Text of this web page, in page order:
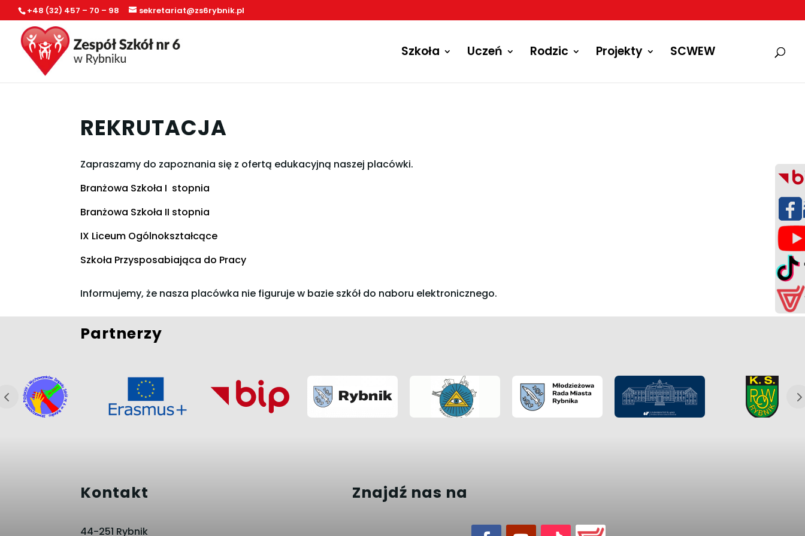
+48 (32) 457 – 70 – 98 sekretariat@zs6rybnik.pl
Szkoła Uczeń Rodzic Projekty SCWEW
REKRUTACJA
Zapraszamy do zapoznania się z ofertą edukacyjną naszej placówki.
Branżowa Szkoła I stopnia
Branżowa Szkoła II stopnia
IX Liceum Ogólnokształcące
Szkoła Przysposabiająca do Pracy
Informujemy, że nasza placówka nie figuruje w bazie szkół do naboru elektronicznego.
Partnerzy
Kontakt
44-251 Rybnik
Znajdź nas na